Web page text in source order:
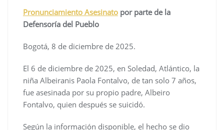
Pronunciamiento Asesinato por parte de la
Defensoría del Pueblo
Bogotá, 8 de diciembre de 2025.
El 6 de diciembre de 2025, en Soledad, Atlántico, la
niña Albeiranis Paola Fontalvo, de tan solo 7 años,
fue asesinada por su propio padre, Albeiro
Fontalvo, quien después se suicidó.
Según la información disponible, el hecho se dio